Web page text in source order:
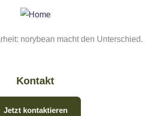
norybean macht den Unterschied.
Kontakt
Jetzt kontaktieren